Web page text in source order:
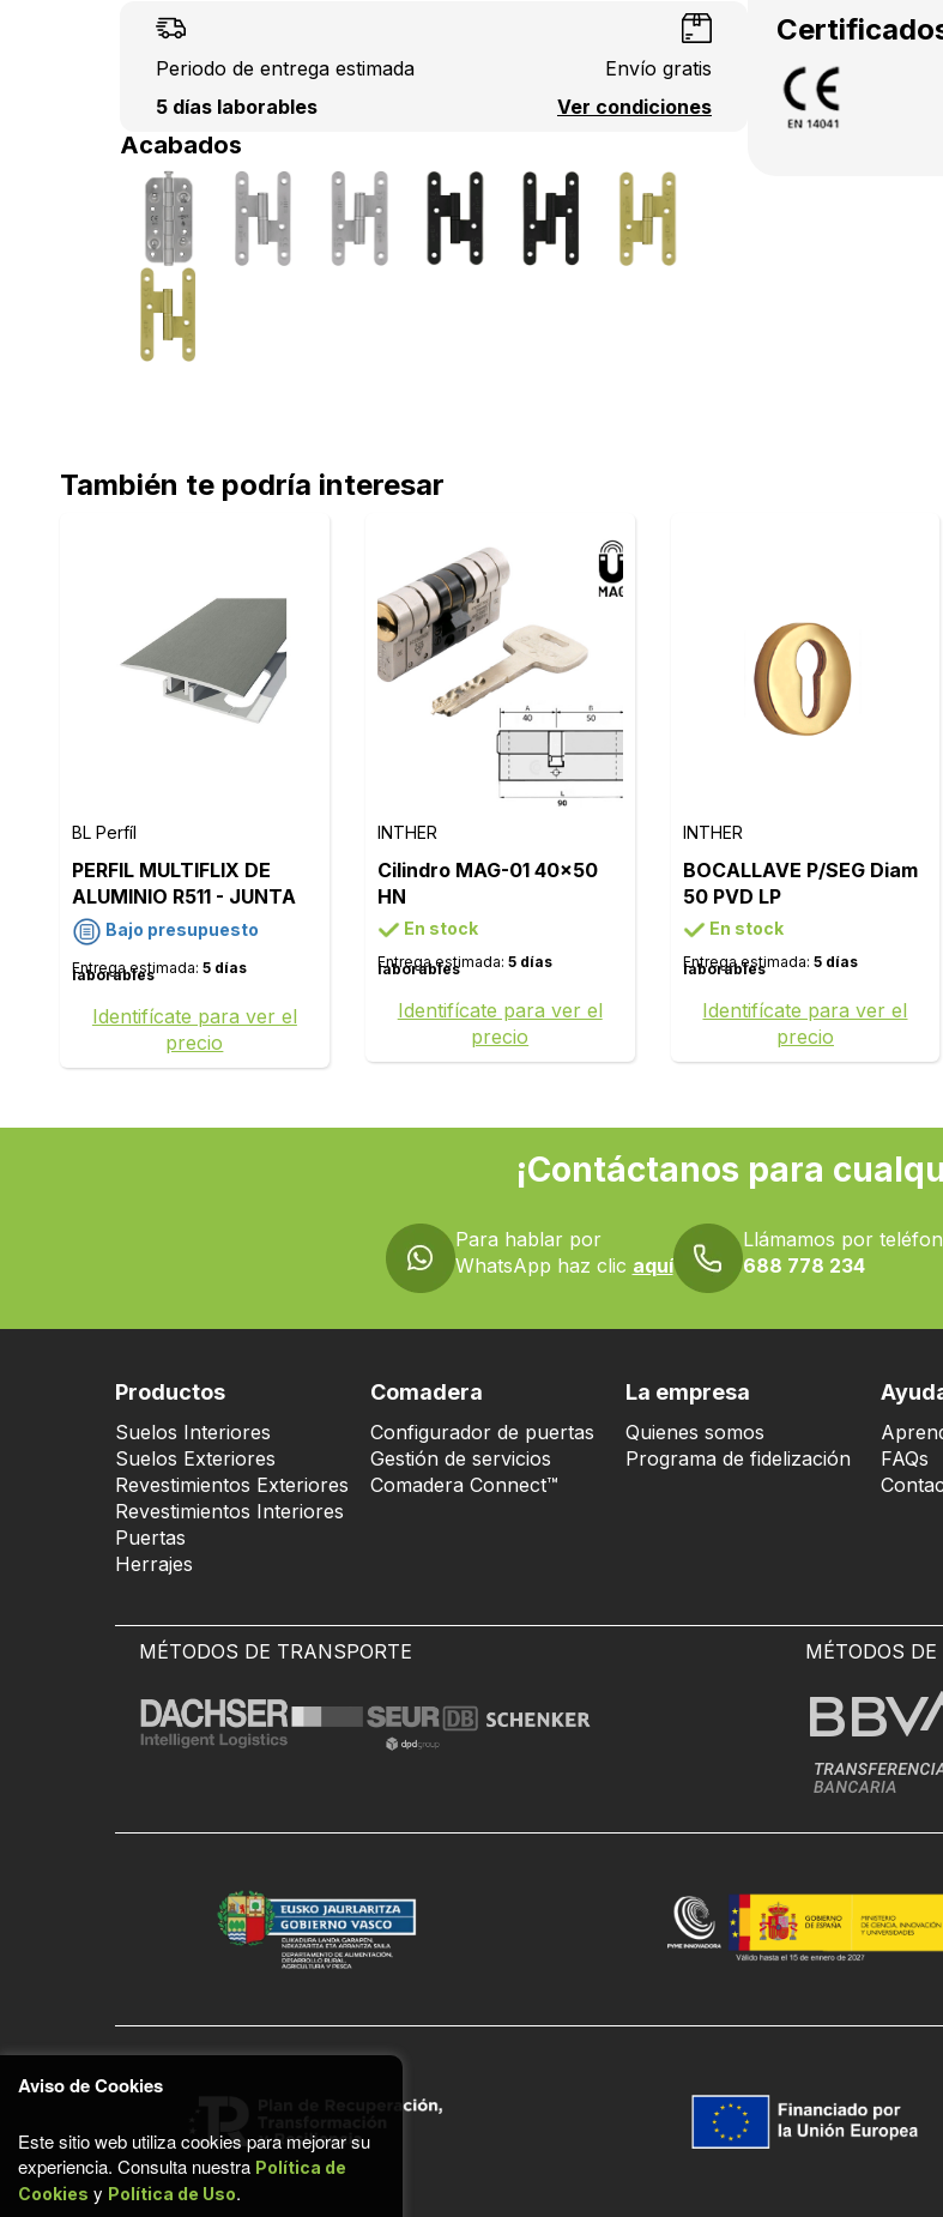
Periodo de entrega estimada
5 días laborables
Envío gratis
Ver condiciones
Acabados
También te podría interesar
BL Perfíl
PERFIL MULTIFLIX DE
ALUMINIO R511 - JUNTA
DE DILATACIÓN -
ACABADO: INOXIDABLE
CEPILLADO
Bajo presupuesto
Entrega estimada: 5 días
laborables
Identifícate para ver el
precio
INTHER
Cilindro MAG-01 40x50
HN
En stock
Entrega estimada: 5 días
laborables
Identifícate para ver el
precio
INTHER
BOCALLAVE P/SEG Diam
50 PVD LP
En stock
Entrega estimada: 5 días
laborables
Identifícate para ver el
precio
¡Contáctanos para
Para hablar por
WhatsApp haz clic aquí
Llámamos por
688 778 234
Productos
Suelos Interiores
Suelos Exteriores
Revestimientos Exteriores
Revestimientos Interiores
Puertas
Herrajes
Comadera
Configurador de puertas
Gestión de servicios
Comadera Connect™
La empresa
Quienes somos
Programa de fidelización
FAQs
MÉTODOS DE TRANSPORTE MÉTODOS DE
Aviso de Cookies
Este sitio web utiliza cookies para mejorar su
experiencia. Consulta nuestra Política de
Cookies y Política de Uso.